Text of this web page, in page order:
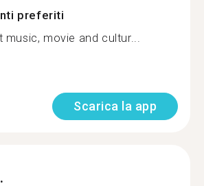
preferiti
music, movie and cultur...
Scarica la app